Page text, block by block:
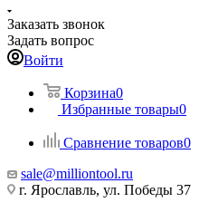
Заказать звонок
Задать вопрос
Войти
Корзина0
Избранные товары0
Сравнение товаров0
sale@milliontool.ru
г. Ярославль, ул. Победы 37